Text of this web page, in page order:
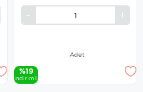
Adet
%19
i̇ndi̇ri̇mli̇